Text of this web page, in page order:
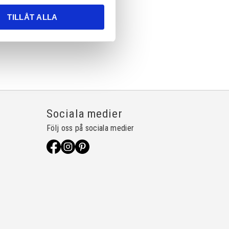
TILLÅT ALLA
Sociala medier
Följ oss på sociala medier